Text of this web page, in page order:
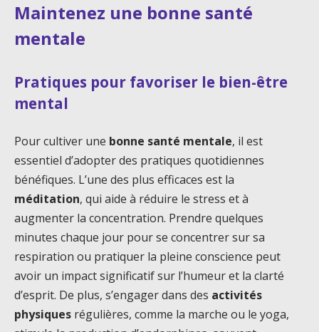
Maintenez une bonne santé
mentale
Pratiques pour favoriser le bien-être
mental
Pour cultiver une bonne santé mentale, il est
essentiel d’adopter des pratiques quotidiennes
bénéfiques. L’une des plus efficaces est la
méditation, qui aide à réduire le stress et à
augmenter la concentration. Prendre quelques
minutes chaque jour pour se concentrer sur sa
respiration ou pratiquer la pleine conscience peut
avoir un impact significatif sur l’humeur et la clarté
d’esprit. De plus, s’engager dans des activités
physiques régulières, comme la marche ou le yoga,